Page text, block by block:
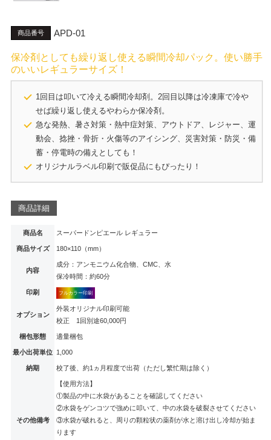
商品番号 APD-01
保冷剤としても繰り返し使える瞬間冷却パック。使い勝手
のいいレギュラーサイズ！
1回目は叩いて冷える瞬間冷却剤。2回目以降は冷凍庫で冷や
せば繰り返し使えるやわらか保冷剤。
急な発熱、暑さ対策・熱中症対策、アウトドア、レジャー、運
動会、捻挫・骨折・火傷等のアイシング、災害対策・防災・備
蓄・停電時の備えとしても！
オリジナルラベル印刷で販促品にもぴったり！
商品詳細
商品名 スーパードンピエール レギュラー
商品サイズ 180×110（mm）
内容
成分：アンモニウム化合物、CMC、水
保冷時間：約60分
印刷 フルカラー印刷
オプション
外装オリジナル印刷可能
校正 1回別途60,000円
梱包形態 適量梱包
最小出荷単位 1,000
納期 校了後、約1ヵ月程度で出荷（ただし繁忙期は除く）
その他備考
【使用方法】
①製品の中に水袋があることを確認してください
②水袋をゲンコツで強めに叩いて、中の水袋を破裂させてください
③水袋が破れると、周りの顆粒状の薬剤が水と溶け出し冷却が始ま
ります